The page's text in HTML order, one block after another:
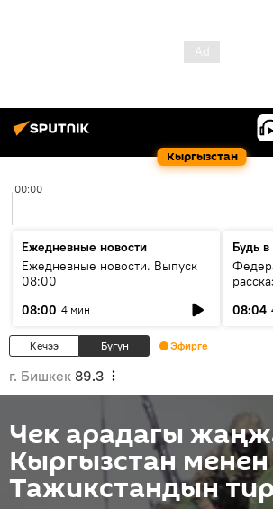
Кыргызстан
00:00
Ежедневные новости
Ежедневные новости. Выпуск
08:00
08:00 4 мин
Будь в
08:04
Кечээ Бүгүн Эфирге
г. Бишкек 89.3
Чек арадагы
Кыргызстан менен
Тажикстандын